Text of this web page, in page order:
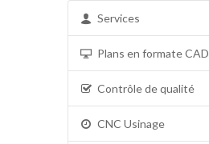
Services
Plans en formate CAD
Contrôle de qualité
CNC Usinage